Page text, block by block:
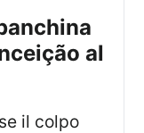
al